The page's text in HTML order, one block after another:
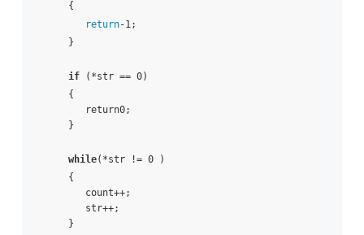
{
return-1;
}
if (*str == 0)
{
return0;
}
while(*str != 0 )
{
count++;
str++;
}